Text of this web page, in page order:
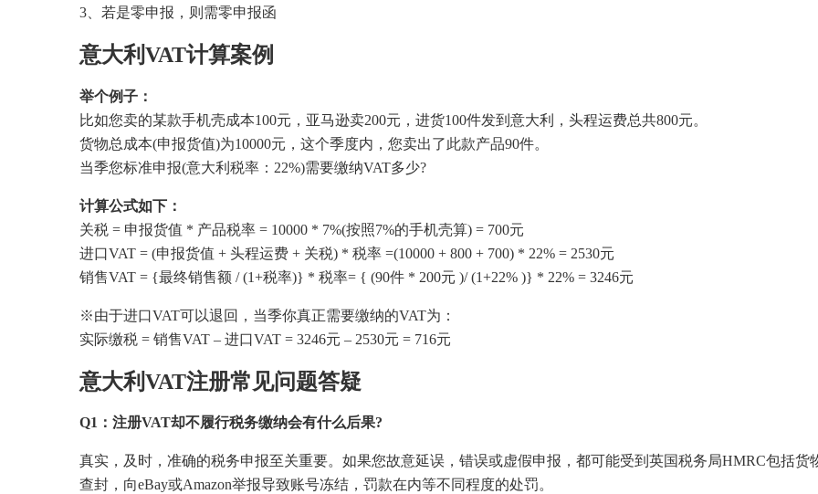
3、若是零申报，则需零申报函
意大利VAT计算案例
举个例子：
比如您卖的某款手机壳成本100元，亚马逊卖200元，进货100件发到意大利，头程运费总共800元。
货物总成本(申报货值)为10000元，这个季度内，您卖出了此款产品90件。
当季您标准申报(意大利税率：22%)需要缴纳VAT多少?
计算公式如下：
关税 = 申报货值 * 产品税率 = 10000 * 7%(按照7%的手机壳算) = 700元
进口VAT = (申报货值 + 头程运费 + 关税) * 税率 =(10000 + 800 + 700) * 22% = 2530元
销售VAT = {最终销售额 / (1+税率)} * 税率= { (90件 * 200元 )/ (1+22% )} * 22% = 3246元
※由于进口VAT可以退回，当季你真正需要缴纳的VAT为：
实际缴税 = 销售VAT – 进口VAT = 3246元 – 2530元 = 716元
意大利VAT注册常见问题答疑
Q1：注册VAT却不履行税务缴纳会有什么后果?
真实，及时，准确的税务申报至关重要。如果您故意延误，错误或虚假申报，都可能受到英国税务局HMRC包括货
查封，向eBay或Amazon举报导致账号冻结，罚款在内等不同程度的处罚。